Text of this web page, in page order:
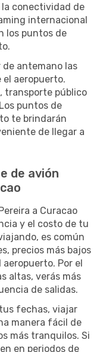
conectividad de
internacional
los puntos de
antemano las
aeropuerto.
transporte público
puntos de
te brindarán
de llegar a
de avión
a Curacao
y el costo de tu
es común
precios más bajos
Por el
altas, verás más
de salidas.
fechas, viajar
manera fácil de
más tranquilos. Si
en periodos de